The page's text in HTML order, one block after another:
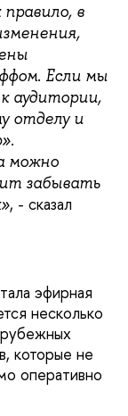
в
Если мы
аудитории,
отделу и
можно
забывать
, - сказал
эфирная
несколько
которые не
оперативно